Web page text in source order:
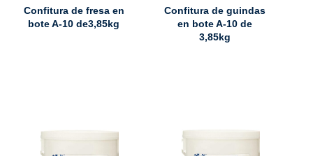
Confitura de fresa en
bote A-10 de3,85kg
Confitura de guindas
en bote A-10 de
3,85kg